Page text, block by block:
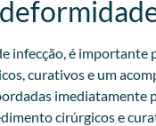
infecção, é
curativos e um
cirúrgicos e